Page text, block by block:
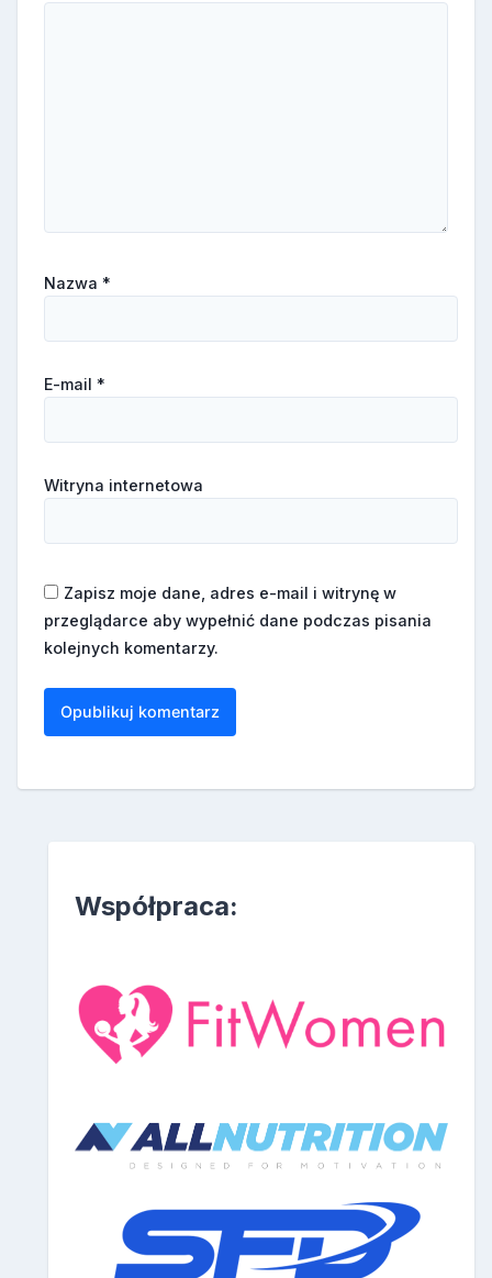
Nazwa *
E-mail *
Witryna internetowa
Zapisz moje dane, adres e-mail i witrynę w
przeglądarce aby wypełnić dane podczas pisania
kolejnych komentarzy.
Współpraca: